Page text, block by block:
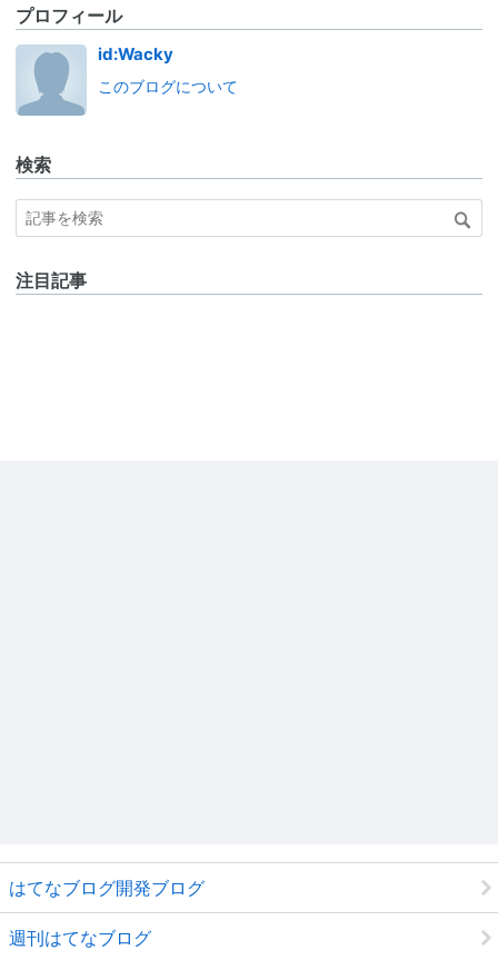
プロフィール
id:Wacky
このブログについて
検索
注目記事
はてなブログ開発ブログ
週刊はてなブログ